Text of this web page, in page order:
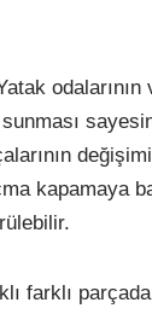
sunması
kapamaya
farklı